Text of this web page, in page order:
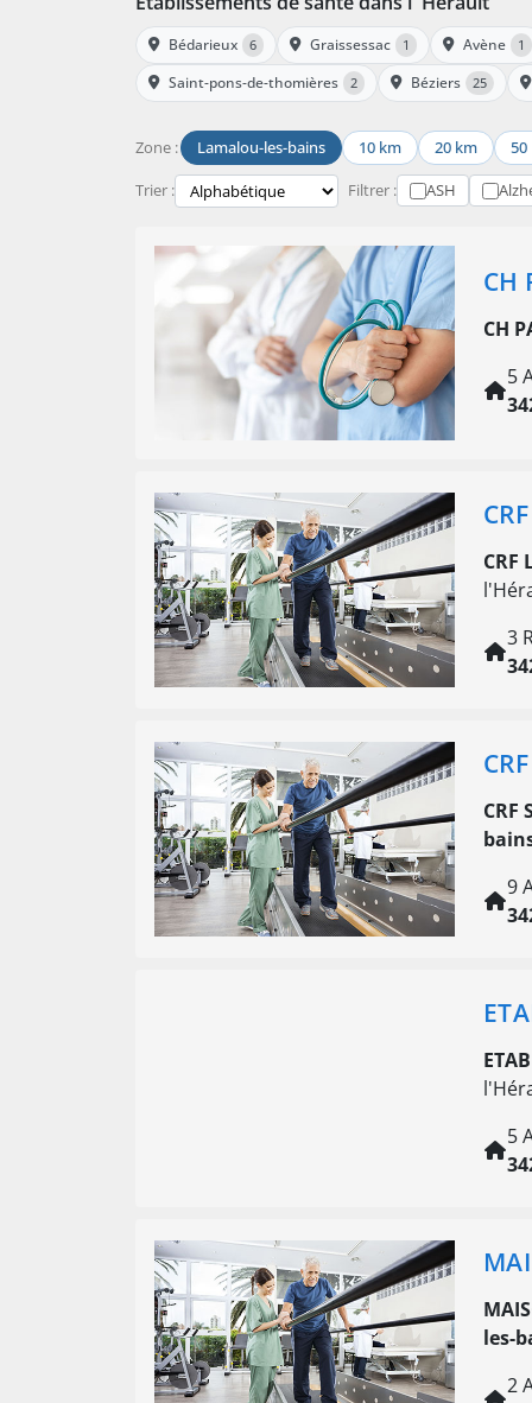
Bédarieux 6 Graissessac 1 Avène 1
Saint-pons-de-thomières 2 Béziers 25
Zone : Lamalou-les-bains 10 km 20 km 50
Trier : Filtrer : ASH
CH
CH
5
CRF
3
CRF
9
5
les-
2